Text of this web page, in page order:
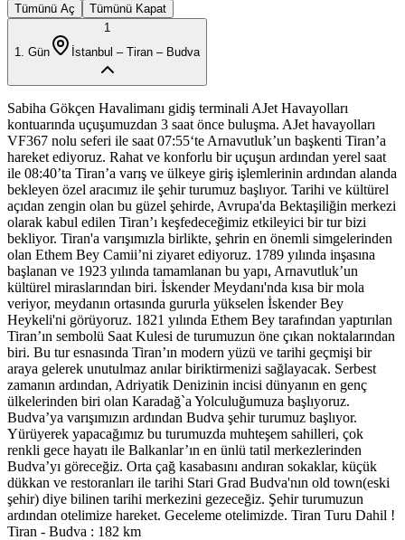
Tümünü Aç
Tümünü Kapat
1
1
. Gün İstanbul – Tiran – Budva
Sabiha Gökçen Havalimanı gidiş terminali AJet Havayolları
kontuarında uçuşumuzdan 3 saat önce buluşma. AJet havayolları
VF367 nolu seferi ile saat 07:55‘te Arnavutluk’un başkenti Tiran’a
hareket ediyoruz. Rahat ve konforlu bir uçuşun ardından yerel saat
ile 08:40’ta Tiran’a varış ve ülkeye giriş işlemlerinin ardından alanda
bekleyen özel aracımız ile şehir turumuz başlıyor. Tarihi ve kültürel
açıdan zengin olan bu güzel şehirde, Avrupa'da Bektaşiliğin merkezi
olarak kabul edilen Tiran’ı keşfedeceğimiz etkileyici bir tur bizi
bekliyor. Tiran'a varışımızla birlikte, şehrin en önemli simgelerinden
olan Ethem Bey Camii’ni ziyaret ediyoruz. 1789 yılında inşasına
başlanan ve 1923 yılında tamamlanan bu yapı, Arnavutluk’un
kültürel miraslarından biri. İskender Meydanı'nda kısa bir mola
veriyor, meydanın ortasında gururla yükselen İskender Bey
Heykeli'ni görüyoruz. 1821 yılında Ethem Bey tarafından yaptırılan
Tiran’ın sembolü Saat Kulesi de turumuzun öne çıkan noktalarından
biri. Bu tur esnasında Tiran’ın modern yüzü ve tarihi geçmişi bir
araya gelerek unutulmaz anılar biriktirmenizi sağlayacak. Serbest
zamanın ardından, Adriyatik Denizinin incisi dünyanın en genç
ülkelerinden biri olan Karadağ`a Yolculuğumuza başlıyoruz.
Budva’ya varışımızın ardından Budva şehir turumuz başlıyor.
Yürüyerek yapacağımız bu turumuzda muhteşem sahilleri, çok
renkli gece hayatı ile Balkanlar’ın en ünlü tatil merkezlerinden
Budva’yı göreceğiz. Orta çağ kasabasını andıran sokaklar, küçük
dükkan ve restoranları ile tarihi Stari Grad Budva'nın old town(eski
şehir) diye bilinen tarihi merkezini gezeceğiz. Şehir turumuzun
ardından otelimize hareket. Geceleme otelimizde. Tiran Turu Dahil !
Tiran - Budva : 182 km